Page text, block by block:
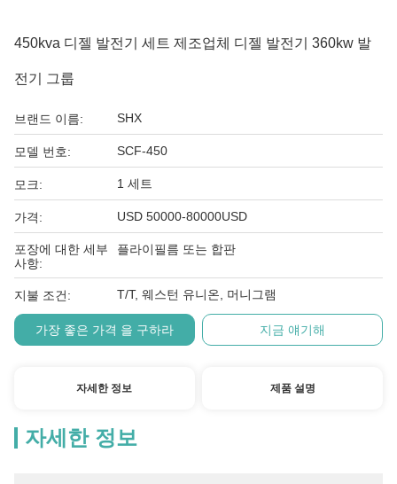
450kva 디젤 발전기 세트 제조업체 디젤 발전기 360kw 발
전기 그룹
브랜드 이름: SHX
모델 번호: SCF-450
모크: 1 세트
가격: USD 50000-80000USD
포장에 대한 세부
사항:
플라이필름 또는 합판
지불 조건: T/T, 웨스턴 유니온, 머니그램
가장 좋은 가격 을 구하라 지금 얘기해
자세한 정보 제품 설명
자세한 정보